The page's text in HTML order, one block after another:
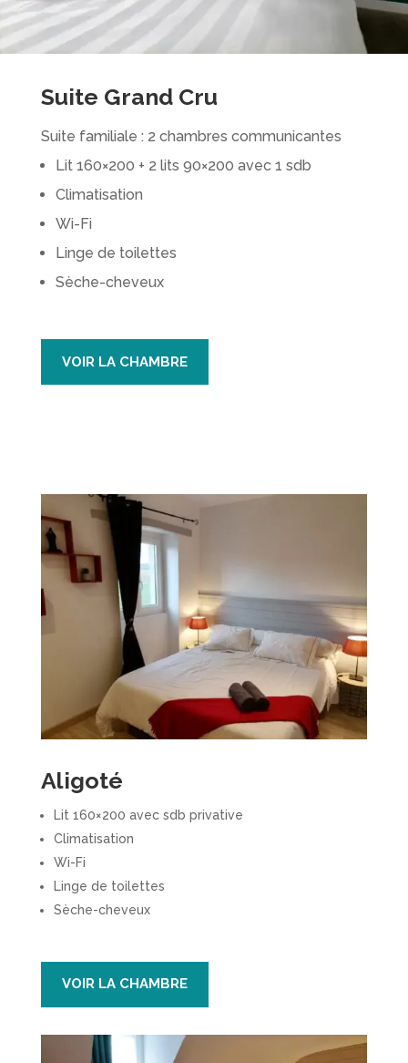
Suite Grand Cru
Suite familiale : 2 chambres communicantes
Lit 160×200 + 2 lits 90×200 avec 1 sdb
Climatisation
Wi-Fi
Linge de toilettes
Sèche-cheveux
VOIR LA CHAMBRE
Aligoté
Lit 160×200 avec sdb privative
Climatisation
Wi-Fi
Linge de toilettes
Sèche-cheveux
VOIR LA CHAMBRE